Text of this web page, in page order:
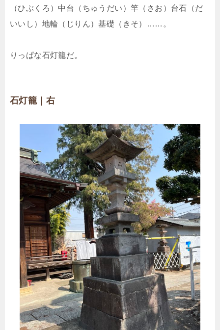
（ひぶくろ）中台（ちゅうだい）竿（さお）台石（だ
いいし）地輪（じりん）基礎（きそ）……。
りっぱな石灯籠だ。
石灯籠｜右